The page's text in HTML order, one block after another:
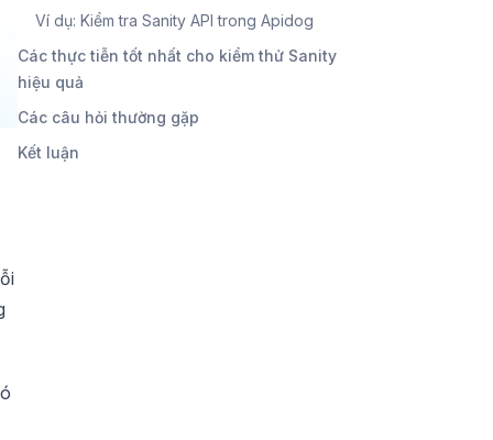
Ví dụ: Kiểm tra Sanity API trong Apidog
Các thực tiễn tốt nhất cho kiểm thử Sanity
hiệu quả
Các câu hỏi thường gặp
Kết luận